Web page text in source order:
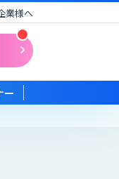
業様へ
ー